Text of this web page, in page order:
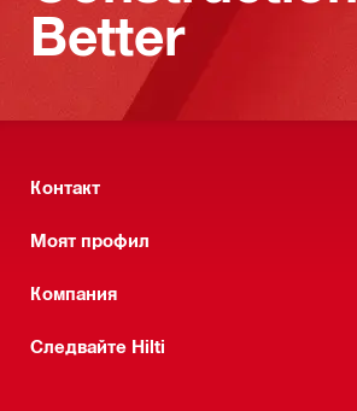
Better
Контакт
Моят профил
Компания
Следвайте Hilti